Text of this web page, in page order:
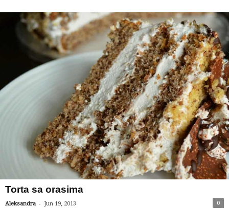
Torta sa orasima
Aleksandra - Jun 19, 2013 0